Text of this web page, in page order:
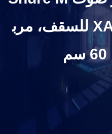
XA902W-S-60CM للسقف، مرب